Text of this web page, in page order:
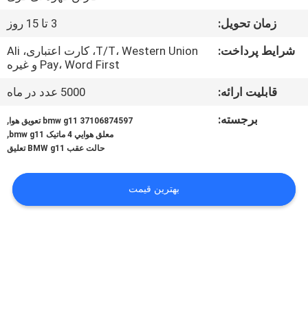
کیفیت
درخواست
نقل
زمان تحویل:
3 تا 15 روز
شرایط پرداخت:
T/T، Western Union، کارت اعتباری، Ali
Pay، Word First و غیره
قابلیت ارائه:
5000 عدد در ماه
برجسته:
37106874597 bmw g11 تعویق هوا ,
معلق هوايي 4 ماتيک bmw g11 ,
حالت عقب BMW g11 تعلیق
بهترین قیمت